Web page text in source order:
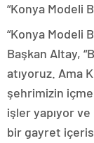
“Konya Modeli
“Konya Modeli
Başkan Altay,
atıyoruz. Ama
şehrimizin
işler yapıyor
bir gayret